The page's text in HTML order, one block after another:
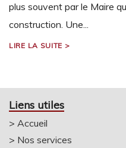
plus souvent par le Maire
construction. Une...
LIRE LA SUITE >
Liens utiles
> Accueil
> Nos services